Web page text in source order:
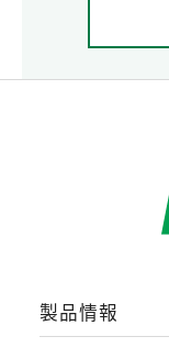
製品情報